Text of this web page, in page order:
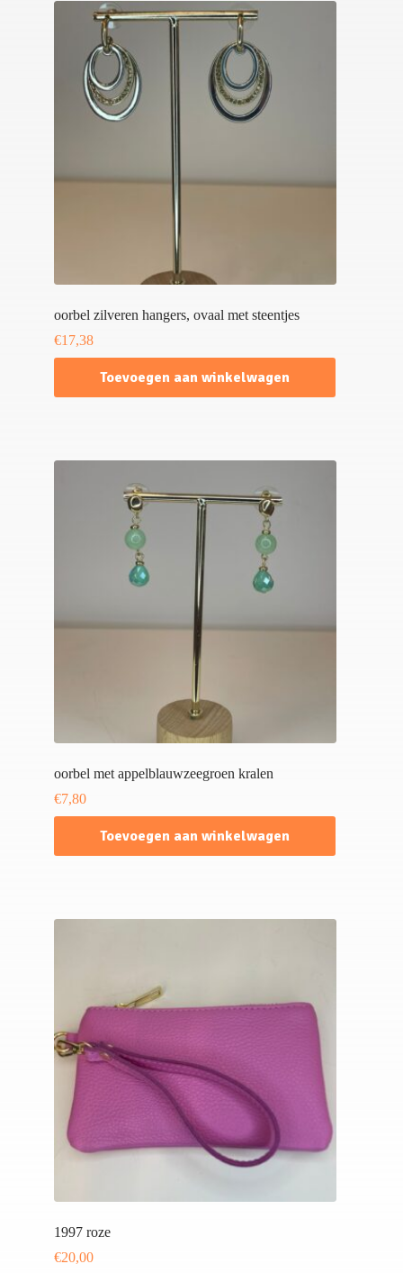
oorbel zilveren hangers, ovaal met steentjes
€17,38
Toevoegen aan winkelwagen
oorbel met appelblauwzeegroen kralen
€7,80
Toevoegen aan winkelwagen
1997 roze
€20,00